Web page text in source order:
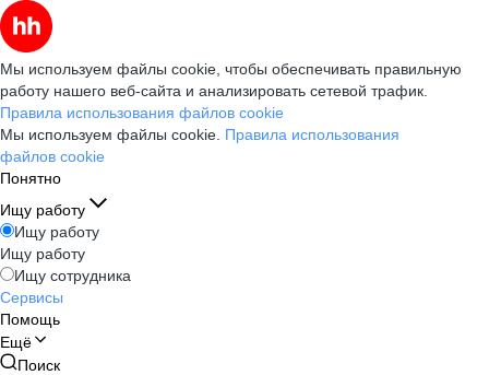
Мы используем файлы cookie, чтобы обеспечивать правильную
работу нашего веб-сайта и анализировать сетевой трафик.
Правила использования файлов cookie
Мы используем файлы cookie. Правила использования
файлов cookie
Понятно
Ищу работу
Ищу работу
Ищу работу
Ищу сотрудника
Сервисы
Помощь
Ещё
Поиск